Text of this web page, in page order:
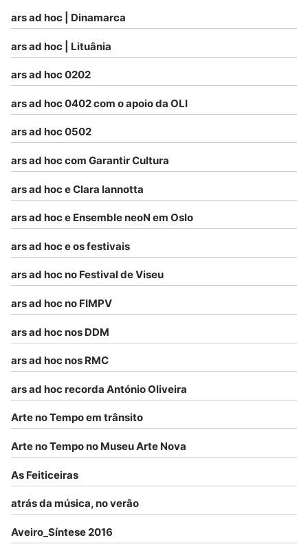
ars ad hoc | Dinamarca
ars ad hoc | Lituânia
ars ad hoc 0202
ars ad hoc 0402 com o apoio da OLI
ars ad hoc 0502
ars ad hoc com Garantir Cultura
ars ad hoc e Clara Iannotta
ars ad hoc e Ensemble neoN em Oslo
ars ad hoc e os festivais
ars ad hoc no Festival de Viseu
ars ad hoc no FIMPV
ars ad hoc nos DDM
ars ad hoc nos RMC
ars ad hoc recorda António Oliveira
Arte no Tempo em trânsito
Arte no Tempo no Museu Arte Nova
As Feiticeiras
atrás da música, no verão
Aveiro_Síntese 2016